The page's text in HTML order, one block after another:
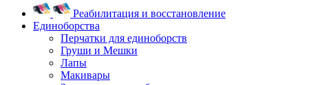
Реабилитация и восстановление
Единоборства
Перчатки для единоборств
Груши и Мешки
Лапы
Макивары